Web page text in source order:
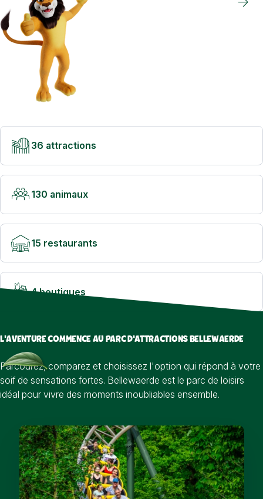
36 attractions
130 animaux
15 restaurants
4 boutiques
L'AVENTURE COMMENCE AU PARC D'ATTRACTIONS BELLEWAERDE
Parcourez, comparez et choisissez l'option qui répond à votre
soif de sensations fortes. Bellewaerde est le parc de loisirs
idéal pour vivre des moments inoubliables ensemble.